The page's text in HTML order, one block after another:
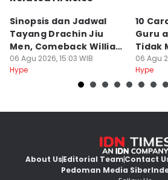
Sinopsis dan Jadwal
Tayang Drachin Jiu
Men, Comeback William
Chan
06 Agu 2026, 15:03 WIB
Hype
10
Guru
Tidak
06 Agu
Hype
About UsEditorial TeamContact
Pedoman Media Siber